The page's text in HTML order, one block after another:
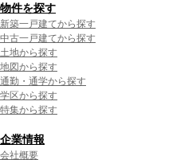
物件を探す
新築一戸建てから探す
中古一戸建てから探す
土地から探す
地図から探す
通勤・通学から探す
学区から探す
特集から探す
企業情報
会社概要